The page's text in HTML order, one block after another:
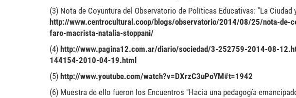
(3) Nota de Coyuntura del Observatorio de Políticas Educativas: "La
http://www.centrocultural.coop/blogs/observatorio/2014/08/25/nota-de-
faro-macrista-natalia-stoppani/
(4) http://www.pagina12.com.ar/diario/sociedad/3-252759-2014-08-
144154-2010-04-19.html
(5) http://www.youtube.com/watch?v=DXrzC3uPoYM#t=1942
(6) Muestra de ello fueron los Encuentros "Hacia una pedagogía